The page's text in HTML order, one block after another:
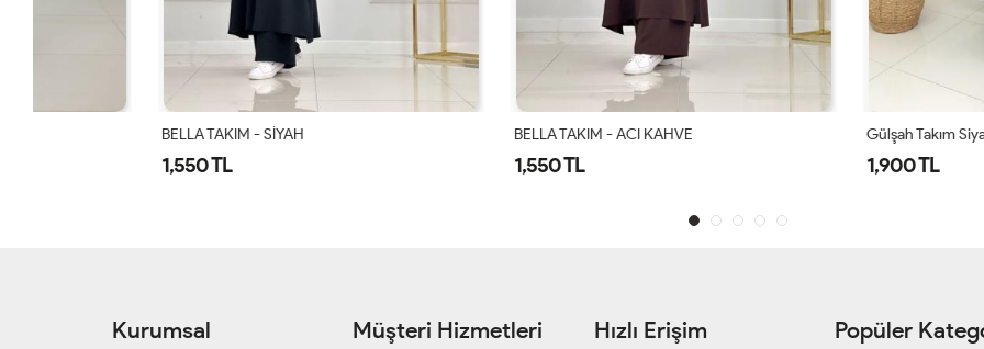
BELLA TAKIM - SİYAH BELLA TAKIM - ACI KAHVE Gülşah Takım Siyah
Kurumsal Müşteri Hizmetleri Hızlı Erişim Popüler